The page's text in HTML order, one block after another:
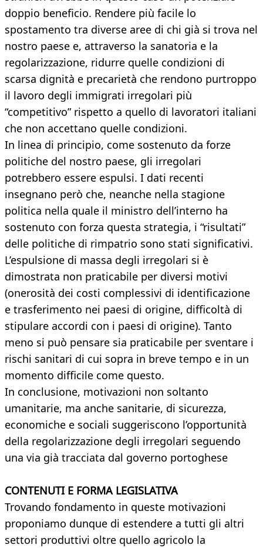
doppio beneficio. Rendere più facile lo
spostamento tra diverse aree di chi già si trova nel
nostro paese e, attraverso la sanatoria e la
regolarizzazione, ridurre quelle condizioni di
scarsa dignità e precarietà che rendono purtroppo
il lavoro degli immigrati irregolari più
“competitivo” rispetto a quello di lavoratori italiani
che non accettano quelle condizioni.
In linea di principio, come sostenuto da forze
politiche del nostro paese, gli irregolari
potrebbero essere espulsi. I dati recenti
insegnano però che, neanche nella stagione
politica nella quale il ministro dell’interno ha
sostenuto con forza questa strategia, i “risultati”
delle politiche di rimpatrio sono stati significativi.
L’espulsione di massa degli irregolari si è
dimostrata non praticabile per diversi motivi
(onerosità dei costi complessivi di identificazione
e trasferimento nei paesi di origine, difficoltà di
stipulare accordi con i paesi di origine). Tanto
meno si può pensare sia praticabile per sventare i
rischi sanitari di cui sopra in breve tempo e in un
momento difficile come questo.
In conclusione, motivazioni non soltanto
umanitarie, ma anche sanitarie, di sicurezza,
economiche e sociali suggeriscono l’opportunità
della regolarizzazione degli irregolari seguendo
una via già tracciata dal governo portoghese
CONTENUTI E FORMA LEGISLATIVA
Trovando fondamento in queste motivazioni
proponiamo dunque di estendere a tutti gli altri
settori produttivi oltre quello agricolo la